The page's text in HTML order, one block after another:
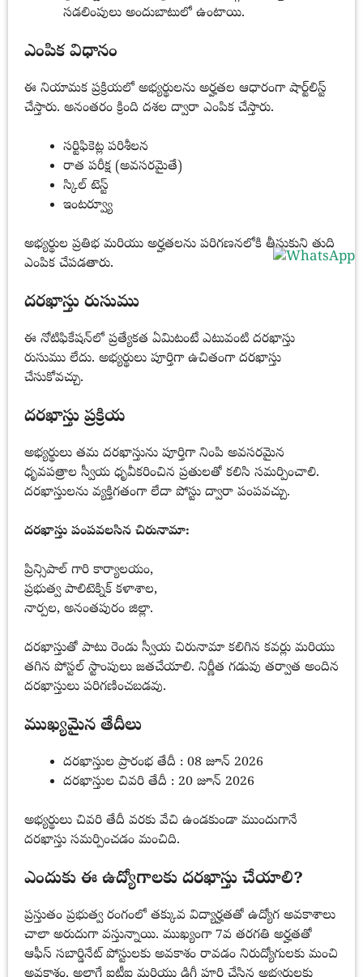
సడలింపులు అందుబాటులో ఉంటాయి.
ఎంపిక విధానం
ఈ నియామక ప్రక్రియలో అభ్యర్థులను అర్హతల ఆధారంగా షార్ట్‌లిస్ట్
చేస్తారు. అనంతరం క్రింది దశల ద్వారా ఎంపిక చేస్తారు.
సర్టిఫికెట్ల పరిశీలన
రాత పరీక్ష (అవసరమైతే)
స్కిల్ టెస్ట్
ఇంటర్వ్యూ
అభ్యర్థుల ప్రతిభ మరియు అర్హతలను పరిగణనలోకి తీసుకుని తుది
ఎంపిక చేపడతారు.
దరఖాస్తు రుసుము
ఈ నోటిఫికేషన్‌లో ప్రత్యేకత ఏమిటంటే ఎటువంటి దరఖాస్తు
రుసుము లేదు. అభ్యర్థులు పూర్తిగా ఉచితంగా దరఖాస్తు
చేసుకోవచ్చు.
దరఖాస్తు ప్రక్రియ
అభ్యర్థులు తమ దరఖాస్తును పూర్తిగా నింపి అవసరమైన
ధృవపత్రాల స్వీయ ధృవీకరించిన ప్రతులతో కలిసి సమర్పించాలి.
దరఖాస్తులను వ్యక్తిగతంగా లేదా పోస్టు ద్వారా పంపవచ్చు.
దరఖాస్తు పంపవలసిన చిరునామా:
ప్రిన్సిపాల్ గారి కార్యాలయం,
ప్రభుత్వ పాలిటెక్నిక్ కళాశాల,
నార్పల, అనంతపురం జిల్లా.
దరఖాస్తుతో పాటు రెండు స్వీయ చిరునామా కలిగిన కవర్లు మరియు
తగిన పోస్టల్ స్టాంపులు జతచేయాలి. నిర్ణీత గడువు తర్వాత అందిన
దరఖాస్తులు పరిగణించబడవు.
ముఖ్యమైన తేదీలు
దరఖాస్తుల ప్రారంభ తేదీ : 08 జూన్ 2026
దరఖాస్తుల చివరి తేదీ : 20 జూన్ 2026
అభ్యర్థులు చివరి తేదీ వరకు వేచి ఉండకుండా ముందుగానే
దరఖాస్తు సమర్పించడం మంచిది.
ఎందుకు ఈ ఉద్యోగాలకు దరఖాస్తు చేయాలి?
ప్రస్తుతం ప్రభుత్వ రంగంలో తక్కువ విద్యార్హతతో ఉద్యోగ అవకాశాలు
చాలా అరుదుగా వస్తున్నాయి. ముఖ్యంగా 7వ తరగతి అర్హతతో
ఆఫీస్ సబార్డినేట్ పోస్టులకు అవకాశం రావడం నిరుద్యోగులకు మంచి